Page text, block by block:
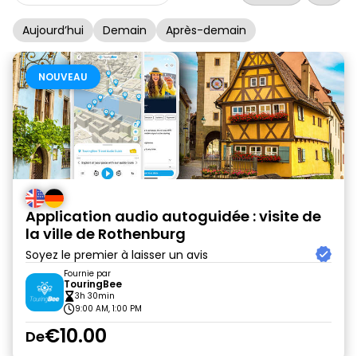
Aujourd’hui Demain Après-demain
NOUVEAU
Application audio autoguidée : visite de
la ville de Rothenburg
Soyez le premier à laisser un avis
Fournie par
TouringBee
3h 30min
9:00 AM, 1:00 PM
De€10.00